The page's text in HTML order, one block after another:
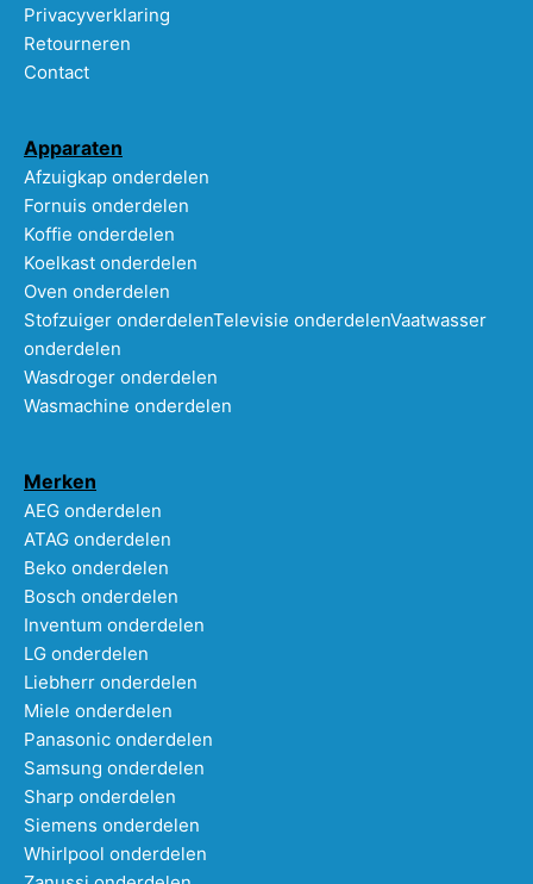
Privacyverklaring
Retourneren
Contact
Apparaten
Afzuigkap onderdelen
Fornuis onderdelen
Koffie onderdelen
Koelkast onderdelen
Oven onderdelen
Stofzuiger onderdelenTelevisie onderdelenVaatwasser
onderdelen
Wasdroger onderdelen
Wasmachine onderdelen
Merken
AEG onderdelen
ATAG onderdelen
Beko onderdelen
Bosch onderdelen
Inventum onderdelen
LG onderdelen
Liebherr onderdelen
Miele onderdelen
Panasonic onderdelen
Samsung onderdelen
Sharp onderdelen
Siemens onderdelen
Whirlpool onderdelen